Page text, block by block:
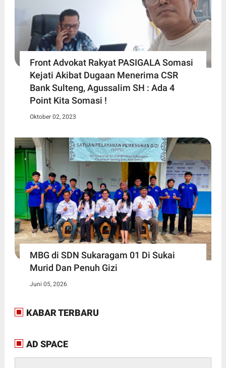
Front Advokat Rakyat PASIGALA Somasi
Kejati Akibat Dugaan Menerima CSR
Bank Sulteng, Agussalim SH : Ada 4
Point Kita Somasi !
Oktober 02, 2023
MBG di SDN Sukaragam 01 Di Sukai
Murid Dan Penuh Gizi
Juni 05, 2026
KABAR TERBARU
AD SPACE